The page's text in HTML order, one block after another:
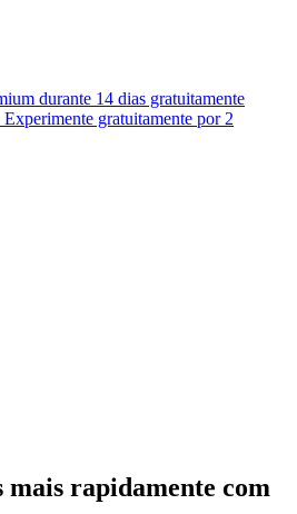
durante 14 dias gratuitamente
Experimente gratuitamente por 2
rapidamente com